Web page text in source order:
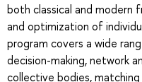
both classical and modern
and optimization of
program covers a wide
decision-making, network
collective bodies,